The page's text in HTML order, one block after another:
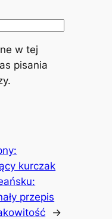
w tej
pisania
kurczak
przepis
→